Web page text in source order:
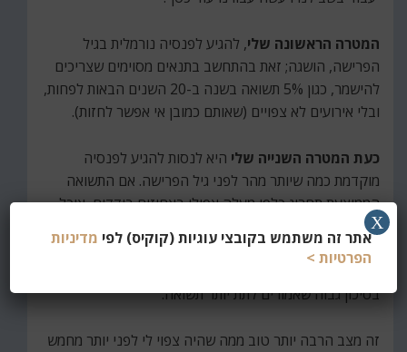
המטרה הראשונה שלי, להגיע לפנסיה נורמלית בגיל
הפרישה, הושגה; זאת בהתחשב בתנאים מסוימים שצריכים
להישמר, כגון 5% תשואה בשנה ב-20 השנים הבאות לפחות,
ובלי אירועים לא צפויים (שאותם כמובן אי אפשר לחזות).
כעת המטרה השנייה שלי היא לנסות להגיע לפנסיה
מוקדמת כמה שיותר מהר לפני גיל הפרישה. אם התשואה
הממוצעת תחרוג כלפי מעלה אפילו באחוזים בודדים, אוכל
יקרה (עד כמה שניתן בכלל לוודא משהו בחיים האלה),
בסיכון גבוה שאמורים לתת יותר תשואה.
זה מצב הרבה יותר טוב ממה שהיה צפוי לי לפני יותר מחמש
אתר זה משתמש בקובצי עוגיות (קוקיס) לפי מדיניות
הפרטיות >
X